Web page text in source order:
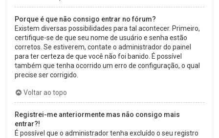
Porque é que não consigo entrar no fórum?
Existem diversas possibilidades para tal acontecer. Primeiro,
certifique-se de que seu nome de usuário e senha estão
corretos. Se estiverem, contate o administrador do painel
para ter certeza de que você não foi banido. É possível
também que tenha ocorrido um erro de configuração, o qual
precise ser corrigido.
Voltar ao topo
Registrei-me anteriormente mas não consigo mais
entrar?!
É possível que o administrador tenha excluído o seu registro